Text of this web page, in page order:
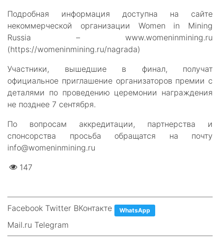
Подробная информация доступна на сайте
некоммерческой организации Women in Mining
Russia – www.womeninmining.ru
(https://womeninmining.ru/nagrada)
Участники, вышедшие в финал, получат
официальное приглашение организаторов премии с
деталями по проведению церемонии награждения
не позднее 7 сентября.
По вопросам аккредитации, партнерства и
спонсорства просьба обращатся на почту
info@womeninmining.ru
147
Facebook Twitter ВКонтакте WhatsApp
Mail.ru Telegram